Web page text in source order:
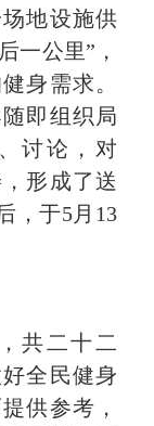
地设施供
一公里”，
身需求。
即组织局
讨论，对
形成了送
，于5月13
共二十二
全民健身
供参考，